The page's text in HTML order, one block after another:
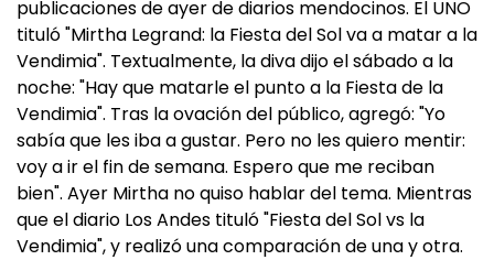
publicaciones de ayer de diarios mendocinos. El UNO
tituló "Mirtha Legrand: la Fiesta del Sol va a matar a la
Vendimia". Textualmente, la diva dijo el sábado a la
noche: "Hay que matarle el punto a la Fiesta de la
Vendimia". Tras la ovación del público, agregó: "Yo
sabía que les iba a gustar. Pero no les quiero mentir:
voy a ir el fin de semana. Espero que me reciban
bien". Ayer Mirtha no quiso hablar del tema. Mientras
que el diario Los Andes tituló "Fiesta del Sol vs la
Vendimia", y realizó una comparación de una y otra.